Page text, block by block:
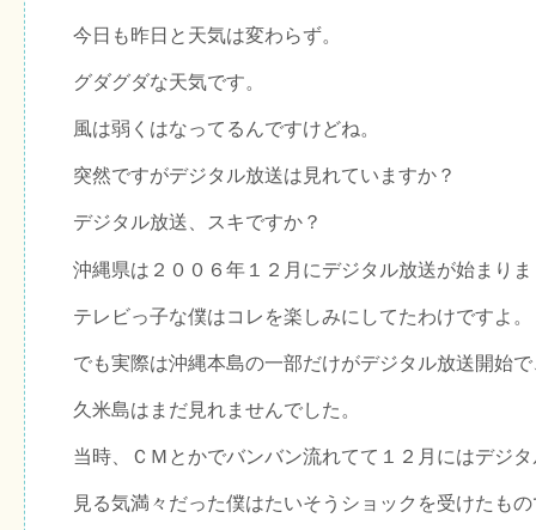
今日も昨日と天気は変わらず。
グダグダな天気です。
風は弱くはなってるんですけどね。
突然ですがデジタル放送は見れていますか？
デジタル放送、スキですか？
沖縄県は２００６年１２月にデジタル放送が始まり
テレビっ子な僕はコレを楽しみにしてたわけですよ。
でも実際は沖縄本島の一部だけがデジタル放送開始で
久米島はまだ見れませんでした。
当時、ＣＭとかでバンバン流れてて１２月にはデジ
見る気満々だった僕はたいそうショックを受けたも